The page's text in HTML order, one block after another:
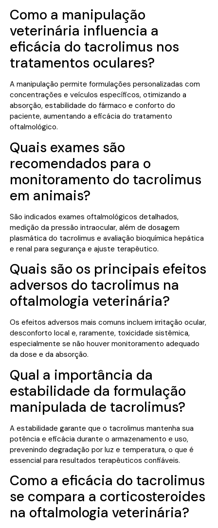
Como a manipulação
veterinária influencia a
eficácia do tacrolimus nos
tratamentos oculares?
A manipulação permite formulações personalizadas com
concentrações e veículos específicos, otimizando a
absorção, estabilidade do fármaco e conforto do
paciente, aumentando a eficácia do tratamento
oftalmológico.
Quais exames são
recomendados para o
monitoramento do tacrolimus
em animais?
São indicados exames oftalmológicos detalhados,
medição da pressão intraocular, além de dosagem
plasmática do tacrolimus e avaliação bioquímica hepática
e renal para segurança e ajuste terapêutico.
Quais são os principais efeitos
adversos do tacrolimus na
oftalmologia veterinária?
Os efeitos adversos mais comuns incluem irritação ocular,
desconforto local e, raramente, toxicidade sistêmica,
especialmente se não houver monitoramento adequado
da dose e da absorção.
Qual a importância da
estabilidade da formulação
manipulada de tacrolimus?
A estabilidade garante que o tacrolimus mantenha sua
potência e eficácia durante o armazenamento e uso,
prevenindo degradação por luz e temperatura, o que é
essencial para resultados terapêuticos confiáveis.
Como a eficácia do tacrolimus
se compara a corticosteroides
na oftalmologia veterinária?